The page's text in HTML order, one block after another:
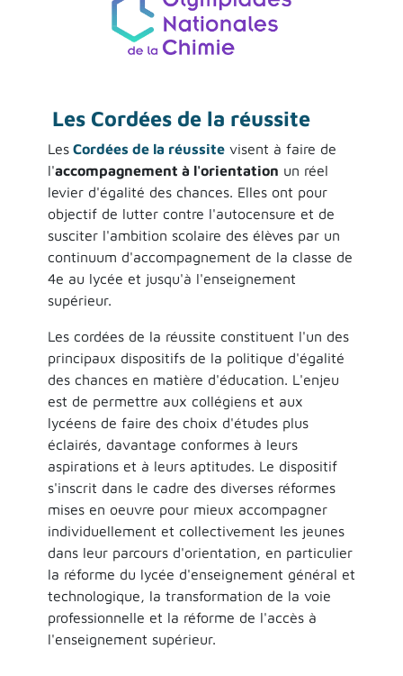
Les Cordées de la réussite
LesCordées de la réussitevisent à faire de
l'accompagnement à l'orientation un réel
levier d'égalité des chances. Elles ont pour
objectif de lutter contre l'autocensure et de
susciter l'ambition scolaire des élèves par un
continuum d'accompagnement de la classe de
4e au lycée et jusqu'à l'enseignement
supérieur.
Les cordées de la réussite constituent l'un des
principaux dispositifs de la politique d'égalité
des chances en matière d'éducation. L'enjeu
est de permettre aux collégiens et aux
lycéens de faire des choix d'études plus
éclairés, davantage conformes à leurs
aspirations et à leurs aptitudes. Le dispositif
s'inscrit dans le cadre des diverses réformes
mises en oeuvre pour mieux accompagner
individuellement et collectivement les jeunes
dans leur parcours d'orientation, en particulier
la réforme du lycée d'enseignement général et
technologique, la transformation de la voie
professionnelle et la réforme de l'accès à
l'enseignement supérieur.